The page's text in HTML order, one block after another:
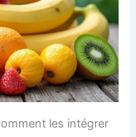
les intégrer